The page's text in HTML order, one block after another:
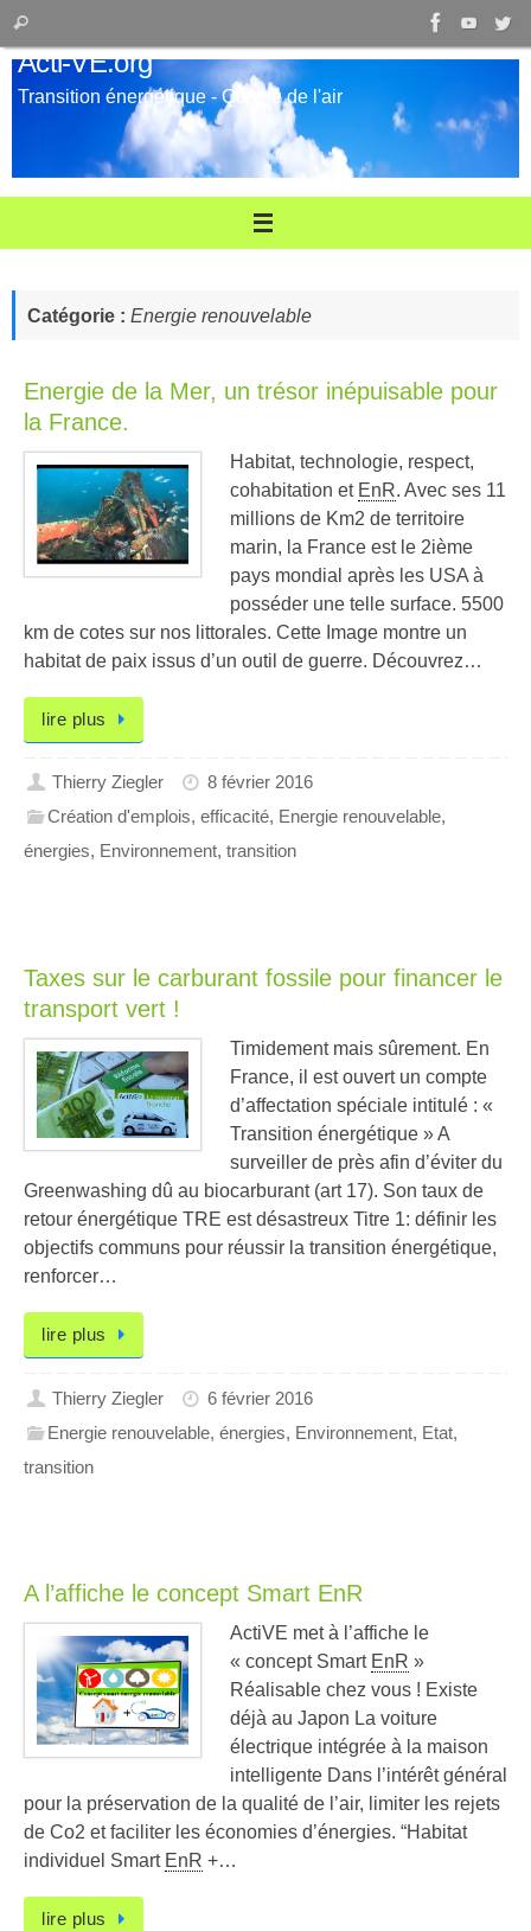
Passer
au
contenu
pour
:
Rechercher
Acti-VE.org
Transition énergétique - Qualité de l'air
Catégorie : Energie renouvelable
Energie de la Mer, un trésor inépuisable pour
la France.
Habitat, technologie, respect,
cohabitation et EnR. Avec ses 11
millions de Km2 de territoire
marin, la France est le 2ième
pays mondial après les USA à
posséder une telle surface. 5500
km de cotes sur nos littorales. Cette Image montre un
habitat de paix issus d’un outil de guerre. Découvrez…
lire plus
Thierry Ziegler
8 février 2016
Création d'emplois,efficacité, Energie renouvelable,
énergies, Environnement, transition
Taxes sur le carburant fossile pour financer le
transport vert !
Timidement mais sûrement. En
France, il est ouvert un compte
d’affectation spéciale intitulé : «
Transition énergétique » A
surveiller de près afin d’éviter du
Greenwashing dû au biocarburant (art 17). Son taux de
retour énergétique TRE est désastreux Titre 1: définir les
objectifs communs pour réussir la transition énergétique,
renforcer…
lire plus
Thierry Ziegler
6 février 2016
Energie renouvelable,énergies, Environnement, Etat,
transition
A l’affiche le concept Smart EnR
ActiVE met à l’affiche le
« concept Smart EnR »
Réalisable chez vous ! Existe
déjà au Japon La voiture
électrique intégrée à la maison
intelligente Dans l’intérêt général
pour la préservation de la qualité de l’air, limiter les rejets
de Co2 et faciliter les économies d’énergies. “Habitat
individuel Smart EnR +…
lire plus